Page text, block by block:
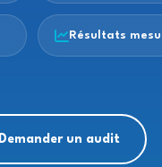
Résultats
Demander un audit